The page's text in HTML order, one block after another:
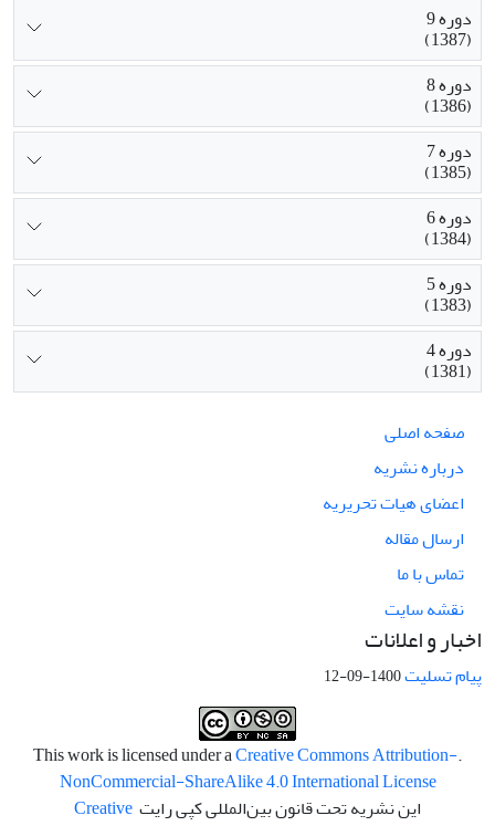
دوره 9
(1387)
دوره 8
(1386)
دوره 7
(1385)
دوره 6
(1384)
دوره 5
(1383)
دوره 4
(1381)
صفحه اصلی
درباره نشریه
اعضای هیات تحریریه
ارسال مقاله
تماس با ما
نقشه سایت
اخبار و اعلانات
پیام تسلیت1400-09-12
.This work is licensed under a
Creative Commons Attribution-
NonCommercial-ShareAlike 4.0 International License
این نشریه تحت قانون بین‌المللی کپی رایت Creative